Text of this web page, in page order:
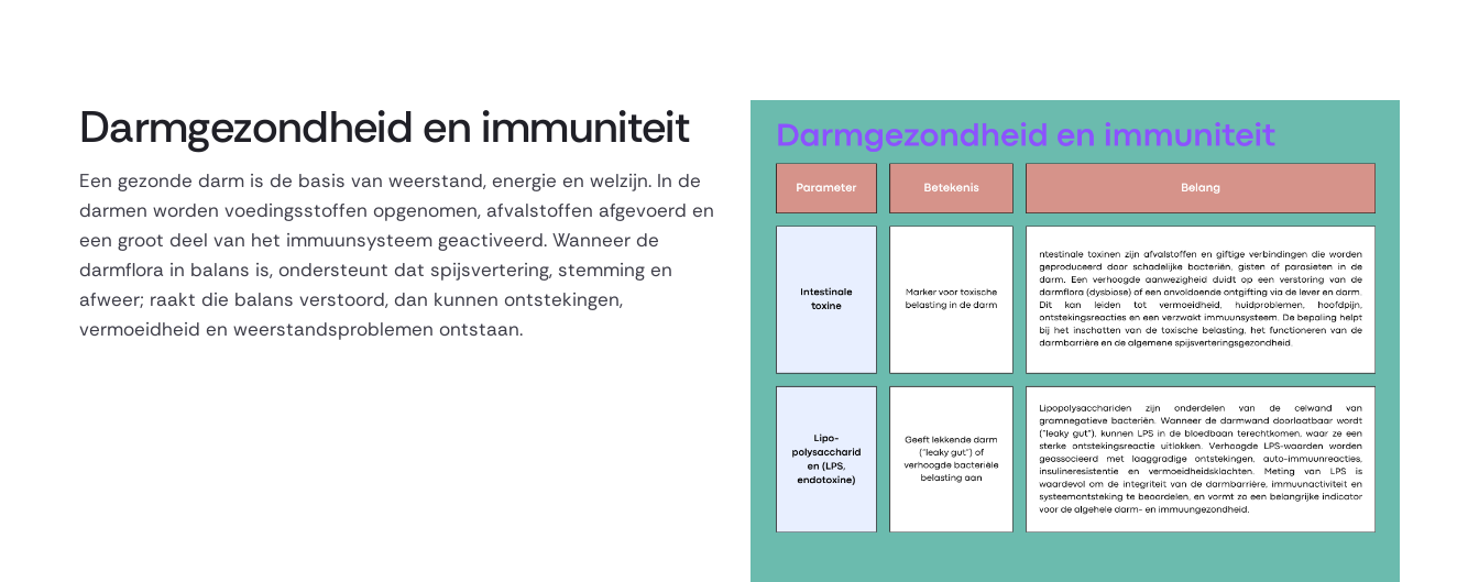
Darmgezondheid en immuniteit
Een gezonde darm is de basis van weerstand, energie en welzijn. In de
darmen worden voedingsstoffen opgenomen, afvalstoffen afgevoerd en
een groot deel van het immuunsysteem geactiveerd. Wanneer de
darmflora in balans is, ondersteunt dat spijsvertering, stemming en
afweer; raakt die balans verstoord, dan kunnen ontstekingen,
vermoeidheid en weerstandsproblemen ontstaan.